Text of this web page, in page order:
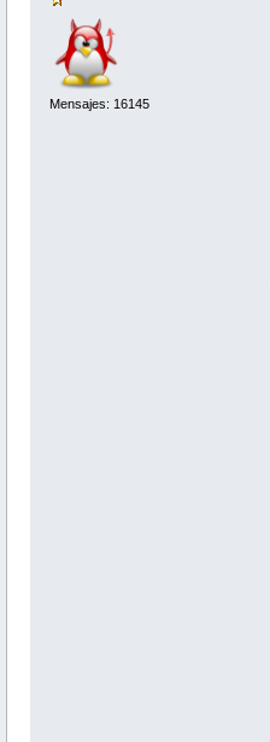
Mensajes: 16145